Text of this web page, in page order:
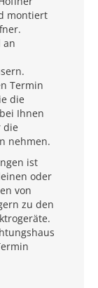
montiert
an
Termin
die
Ihnen
die
nehmen.
ist
oder
von
zu den